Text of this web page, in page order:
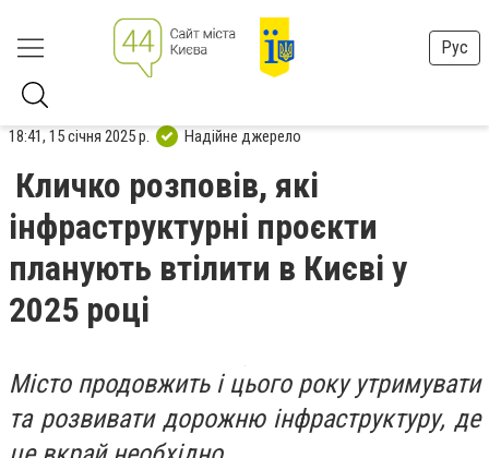
Рус
18:41, 15 січня 2025 р. Надійне джерело
Кличко розповів, які
інфраструктурні проєкти
планують втілити в Києві у
2025 році
Місто продовжить і цього року утримувати
та розвивати дорожню інфраструктуру, де